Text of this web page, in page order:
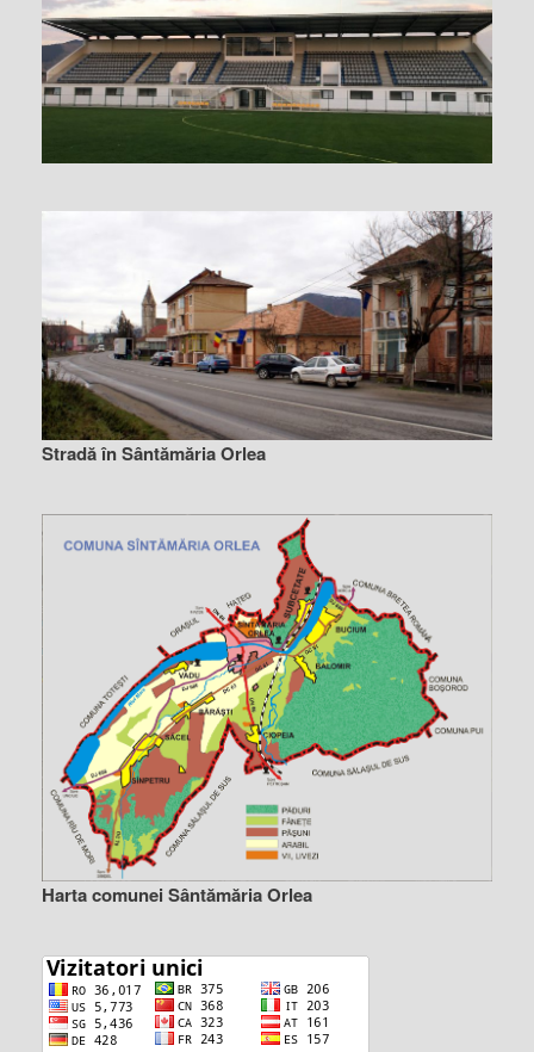
Stradă în Sântămăria Orlea
Harta comunei Sântămăria Orlea